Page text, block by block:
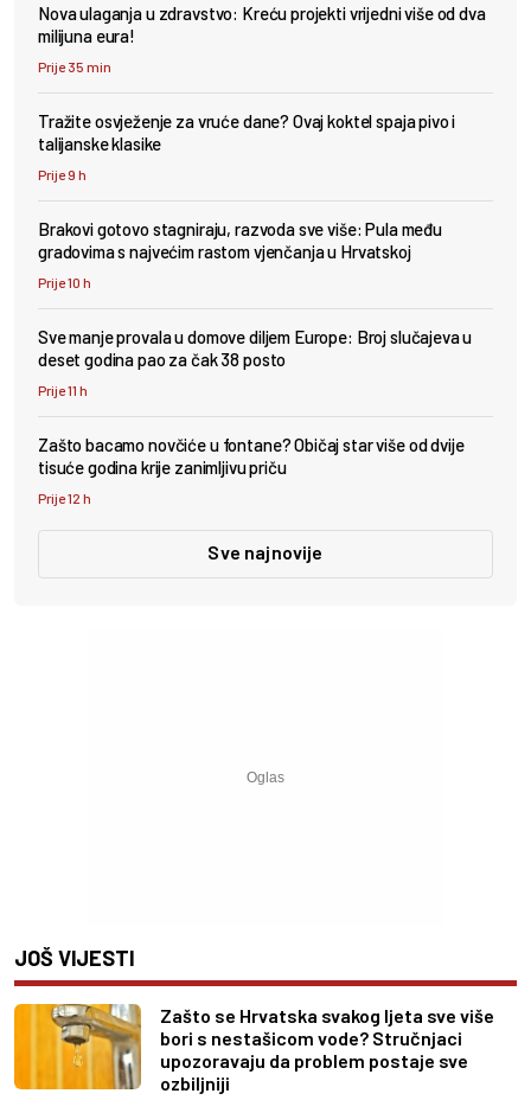
Nova ulaganja u zdravstvo: Kreću projekti vrijedni više od dva
milijuna eura!
Prije 35 min
Tražite osvježenje za vruće dane? Ovaj koktel spaja pivo i
talijanske klasike
Prije 9 h
Brakovi gotovo stagniraju, razvoda sve više: Pula među
gradovima s najvećim rastom vjenčanja u Hrvatskoj
Prije 10 h
Sve manje provala u domove diljem Europe: Broj slučajeva u
deset godina pao za čak 38 posto
Prije 11 h
Zašto bacamo novčiće u fontane? Običaj star više od dvije
tisuće godina krije zanimljivu priču
Prije 12 h
Sve najnovije
JOŠ VIJESTI
Zašto se Hrvatska svakog ljeta sve više
bori s nestašicom vode? Stručnjaci
upozoravaju da problem postaje sve
ozbiljniji